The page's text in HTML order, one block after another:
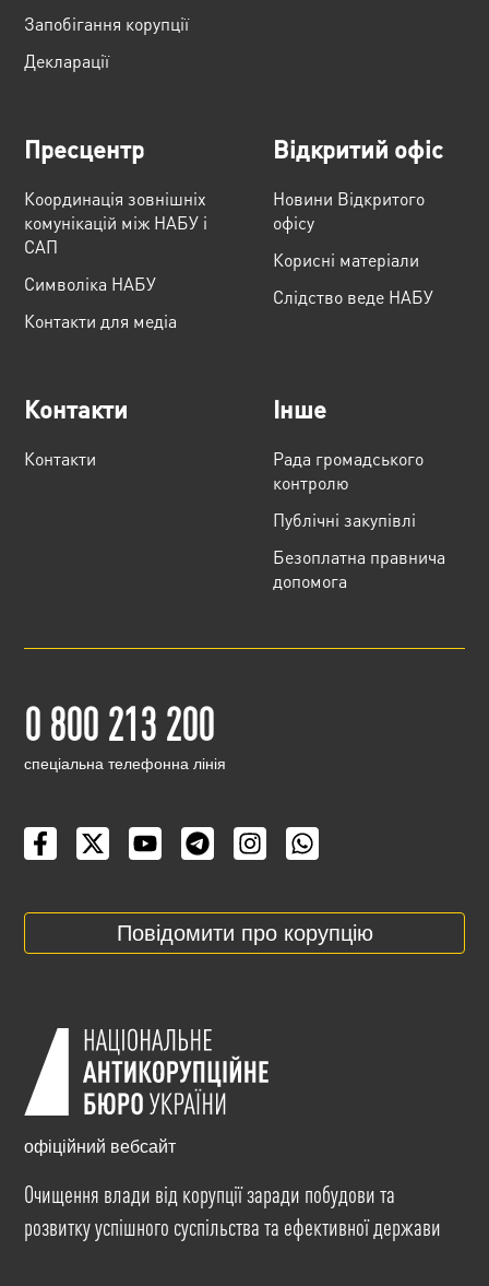
Запобігання корупції
Декларації
Пресцентр
Координація зовнішніх
комунікацій між НАБУ і
САП
Cимволіка НАБУ
Контакти для медіа
Відкритий офіс
Новини Відкритого
офісу
Корисні матеріали
Слідство веде НАБУ
Контакти
Контакти
Інше
Рада громадського
контролю
Публічні закупівлі
Безоплатна правнича
допомога
0 800 213 200
cпеціальна телефонна лінія
Повідомити про корупцію
офіційний вебсайт
Очищення влади від корупції заради побудови та
розвитку успішного суспільства та ефективної держави